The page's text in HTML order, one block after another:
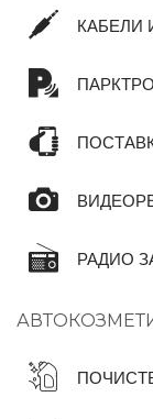
КАБЕЛИ
РАДИО